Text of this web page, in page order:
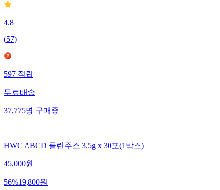
4.8
(57)
597적립
무료배송
37,775명구매중
HWC ABCD 클린주스 3.5g x 30포(1박스)
45,000원
56%19,800원